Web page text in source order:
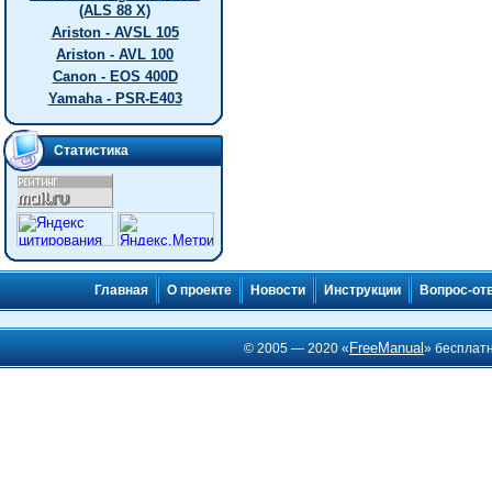
(ALS 88 X)
Ariston - AVSL 105
Ariston - AVL 100
Canon - EOS 400D
Yamaha - PSR-E403
Статистика
Главная О проекте Новости Инструкции Вопрос-
© 2005 — 2020 « FreeManual»